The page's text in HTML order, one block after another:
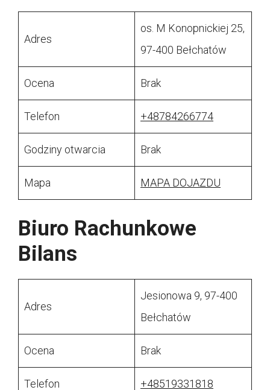
Adres
os. M Konopnickiej 25,
97-400 Bełchatów
Ocena Brak
Telefon +48784266774
Godziny otwarcia Brak
Mapa MAPA DOJAZDU
Biuro Rachunkowe
Bilans
Adres
Jesionowa 9, 97-400
Bełchatów
Ocena Brak
Telefon +48519331818